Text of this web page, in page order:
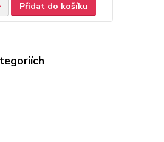
Přidat do košíku